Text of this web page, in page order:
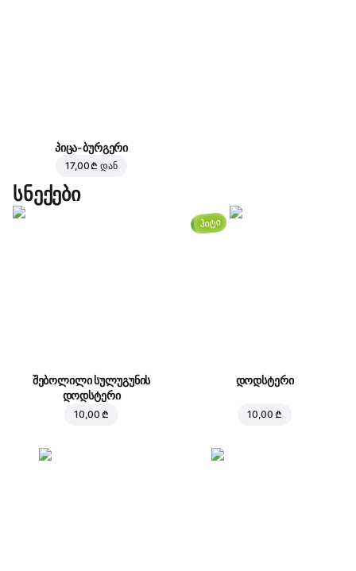
პიცა-ბურგერი
17,00 ₾ დან
სნექები
შებოლილი სულუგუნის
დოდსტერი
10,00 ₾
ჰიტი
დოდსტერი
10,00 ₾